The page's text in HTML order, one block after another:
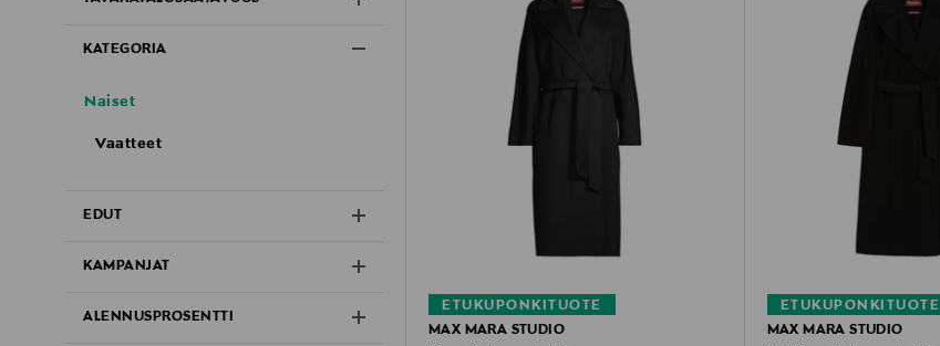
KATEGORIA
Naiset
Vaatteet
EDUT
KAMPANJAT
ALENNUSPROSENTTI
ETUKUPONKITUOTE
MAX MARA STUDIO
ETUKUPONKITUOTE
MAX MARA STUDIO